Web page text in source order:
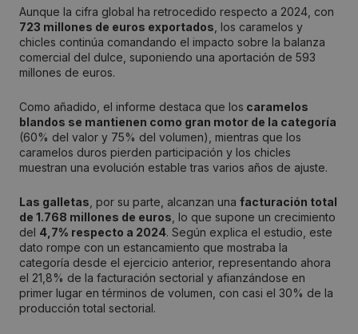
Aunque la cifra global ha retrocedido respecto a 2024, con
723 millones de euros exportados , los caramelos y
chicles continúa comandando el impacto sobre la balanza
comercial del dulce, suponiendo una aportación de 593
millones de euros.
Como añadido, el informe destaca que los caramelos
blandos se mantienen como gran motor de la categoría
(60% del valor y 75% del volumen), mientras que los
caramelos duros pierden participación y los chicles
muestran una evolución estable tras varios años de ajuste.
Las galletas , por su parte, alcanzan una facturación total
de 1.768 millones de euros , lo que supone un crecimiento
del 4,7% respecto a 2024. Según explica el estudio, este
dato rompe con un estancamiento que mostraba la
categoría desde el ejercicio anterior, representando ahora
el 21,8% de la facturación sectorial y afianzándose en
primer lugar en términos de volumen, con casi el 30% de la
producción total sectorial.